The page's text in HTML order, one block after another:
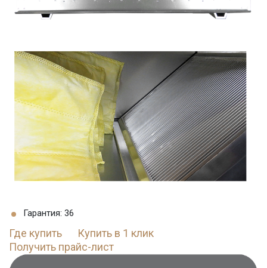
Гарантия: 36
Где купить
Купить в 1 клик
Получить прайс-лист